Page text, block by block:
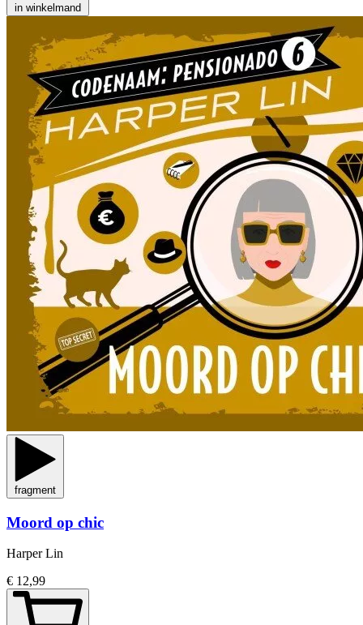
in winkelmand
fragment
Moord op chic
Harper Lin
€ 12,99